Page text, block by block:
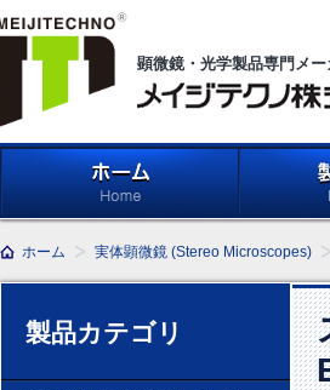
顕微鏡・光学製品専門メー
ホーム 実体顕微鏡 (Stereo Microscopes)
製品カテゴリ